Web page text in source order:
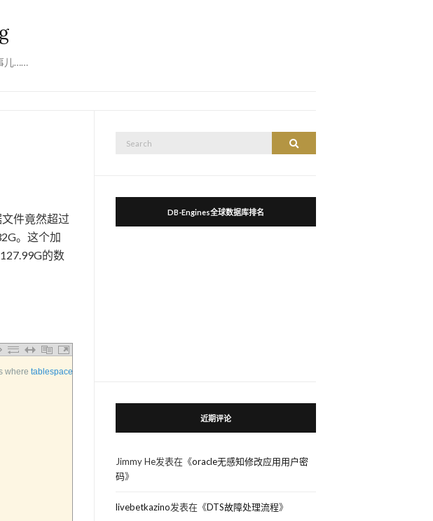
儿……
件竟然超过
。这个加
的数
where tablespace_name
Search
DB-Engines全球数据库排名
近期评论
Jimmy He发表在《oracle无感知修改应用用户密
码》
livebetkazino发表在《DTS故障处理流程》